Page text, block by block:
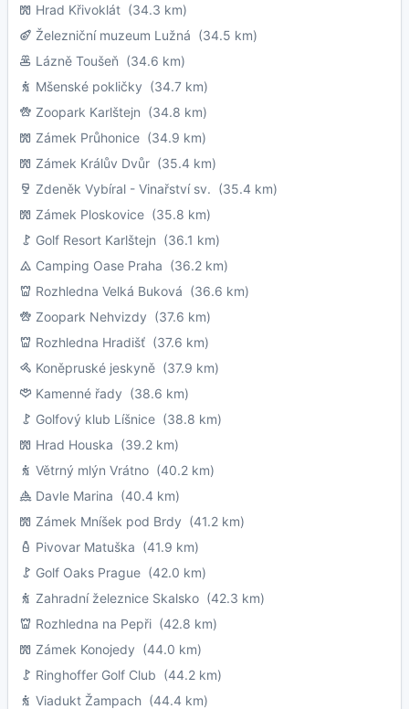
Hrad Křivoklát (34.3 km)
Železniční muzeum Lužná (34.5 km)
Lázně Toušeň (34.6 km)
Mšenské pokličky (34.7 km)
Zoopark Karlštejn (34.8 km)
Zámek Průhonice (34.9 km)
Zámek Králův Dvůr (35.4 km)
Zdeněk Vybíral - Vinařství sv. (35.4 km)
Zámek Ploskovice (35.8 km)
Golf Resort Karlštejn (36.1 km)
Camping Oase Praha (36.2 km)
Rozhledna Velká Buková (36.6 km)
Zoopark Nehvizdy (37.6 km)
Rozhledna Hradišť (37.6 km)
Koněpruské jeskyně (37.9 km)
Kamenné řady (38.6 km)
Golfový klub Líšnice (38.8 km)
Hrad Houska (39.2 km)
Větrný mlýn Vrátno (40.2 km)
Davle Marina (40.4 km)
Zámek Mníšek pod Brdy (41.2 km)
Pivovar Matuška (41.9 km)
Golf Oaks Prague (42.0 km)
Zahradní železnice Skalsko (42.3 km)
Rozhledna na Pepři (42.8 km)
Zámek Konojedy (44.0 km)
Ringhoffer Golf Club (44.2 km)
Viadukt Žampach (44.4 km)